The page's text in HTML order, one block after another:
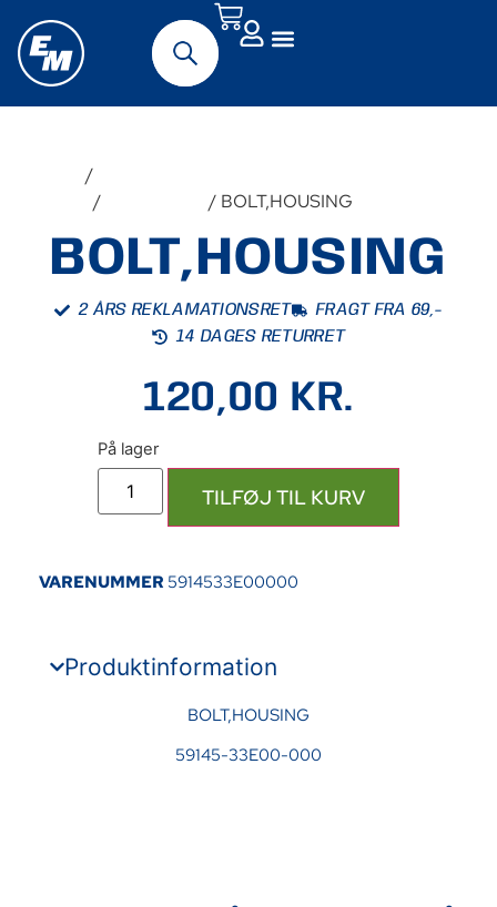
/
/ / BOLT,HOUSING
BOLT,HOUSING
2 ÅRS REKLAMATIONSRET
FRAGT FRA 69,-
14 DAGES RETURRET
120,00 KR.
TILFØJ TIL KURV
VARENUMMER 5914533E00000
Produktinformation
BOLT,HOUSING
59145-33E00-000